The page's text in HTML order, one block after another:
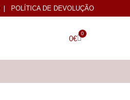
| POLÍTICA DE DEVOLUÇÃO
0€
0